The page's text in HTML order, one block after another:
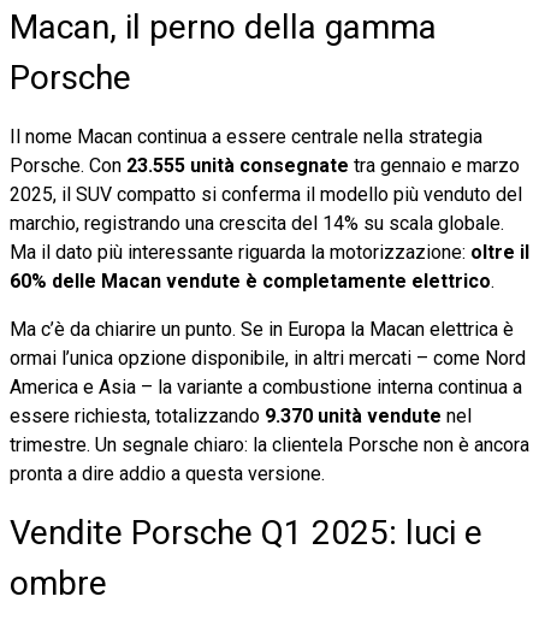
Macan, il perno della gamma
Porsche
Il nome Macan continua a essere centrale nella strategia
Porsche. Con 23.555 unità consegnate tra gennaio e marzo
2025, il SUV compatto si conferma il modello più venduto del
marchio, registrando una crescita del 14% su scala globale.
Ma il dato più interessante riguarda la motorizzazione: oltre il
60% delle Macan vendute è completamente elettrico.
Ma c’è da chiarire un punto. Se in Europa la Macan elettrica è
ormai l’unica opzione disponibile, in altri mercati – come Nord
America e Asia – la variante a combustione interna continua a
essere richiesta, totalizzando 9.370 unità vendute nel
trimestre. Un segnale chiaro: la clientela Porsche non è ancora
pronta a dire addio a questa versione.
Vendite Porsche Q1 2025: luci e
ombre